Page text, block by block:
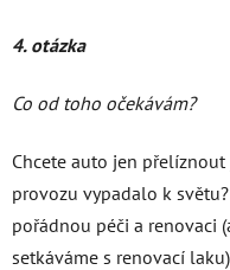
4. otázka
Co od toho očekávám?
Chcete auto jen
provozu vypadalo k
pořádnou péči a renovaci
setkáváme s renovací